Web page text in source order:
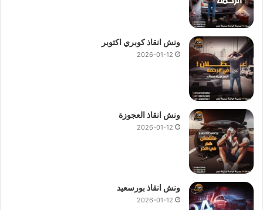
ونش انقاذ كوبري اكتوبر
2026-01-12
ونش انقاذ العجوزة
2026-01-12
ونش انقاذ بورسعيد
2026-01-12